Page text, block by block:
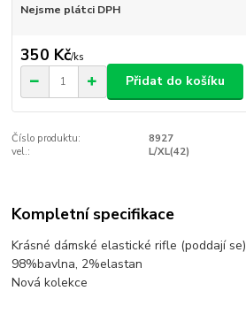
Nejsme plátci DPH
350 Kč/ks
Přidat do košíku
Číslo produktu:
8927
vel.:
L/XL(42)
Kompletní specifikace
Krásné dámské elastické rifle (poddají se)
98%bavlna, 2%elastan
Nová kolekce